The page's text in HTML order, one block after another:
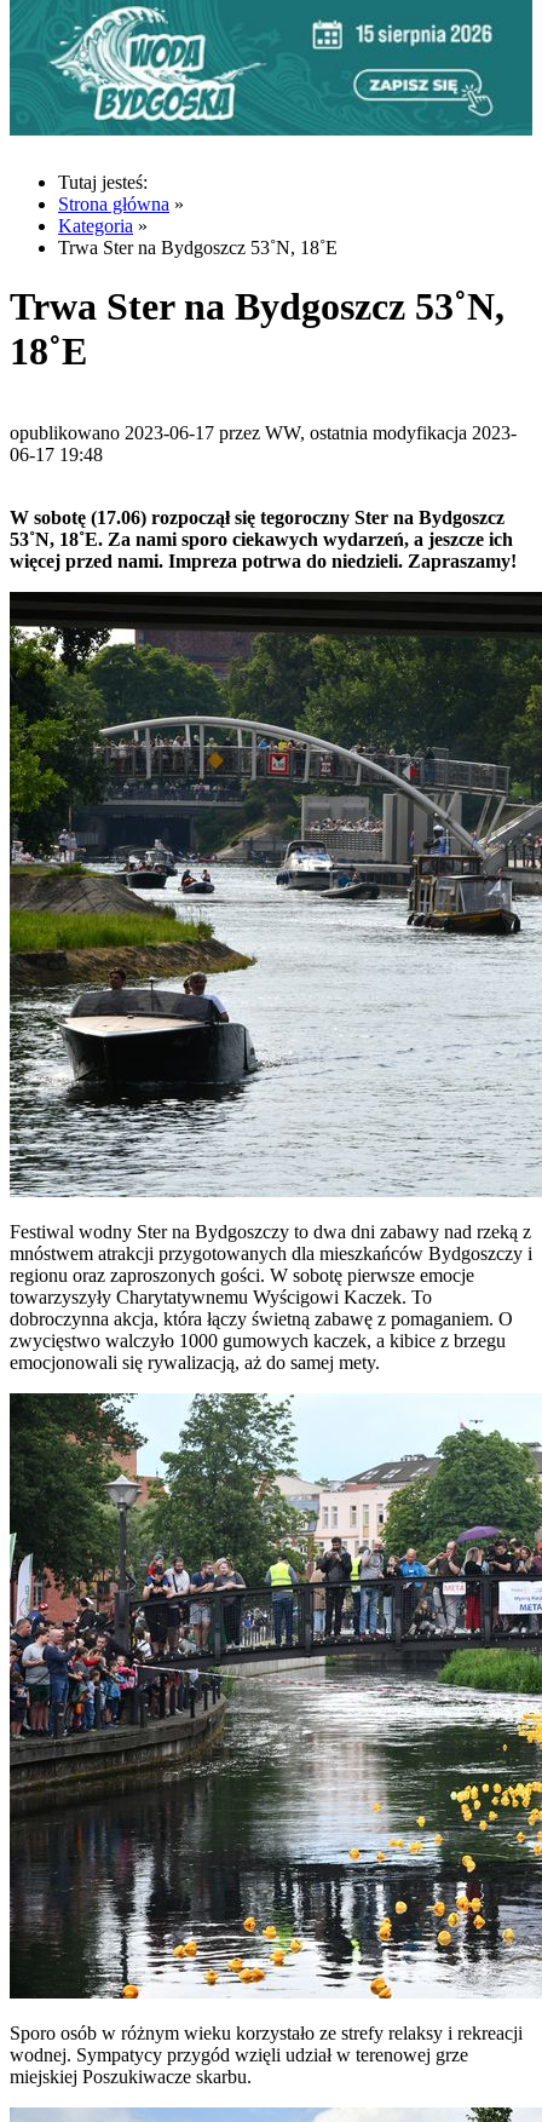
Tutaj jesteś:
Strona główna »
Kategoria »
Trwa Ster na Bydgoszcz 53˚N, 18˚E
Trwa Ster na Bydgoszcz 53˚N,
18˚E
opublikowano 2023-06-17 przez WW, ostatnia modyfikacja 2023-
06-17 19:48
W sobotę (17.06) rozpoczął się tegoroczny Ster na Bydgoszcz
53˚N, 18˚E. Za nami sporo ciekawych wydarzeń, a jeszcze ich
więcej przed nami. Impreza potrwa do niedzieli. Zapraszamy!
Festiwal wodny Ster na Bydgoszczy to dwa dni zabawy nad rzeką z
mnóstwem atrakcji przygotowanych dla mieszkańców Bydgoszczy i
regionu oraz zaproszonych gości. W sobotę pierwsze emocje
towarzyszyły Charytatywnemu Wyścigowi Kaczek. To
dobroczynna akcja, która łączy świetną zabawę z pomaganiem. O
zwycięstwo walczyło 1000 gumowych kaczek, a kibice z brzegu
emocjonowali się rywalizacją, aż do samej mety.
Sporo osób w różnym wieku korzystało ze strefy relaksy i rekreacji
wodnej. Sympatycy przygód wzięli udział w terenowej grze
miejskiej Poszukiwacze skarbu.